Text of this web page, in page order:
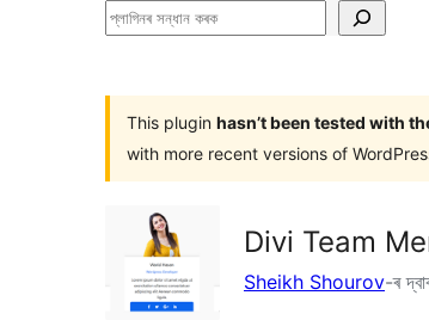
প্লাগিনৰ
This plugin hasn’t been tested with
with more recent versions of
Divi Team
Sheikh Shourov-ৰ